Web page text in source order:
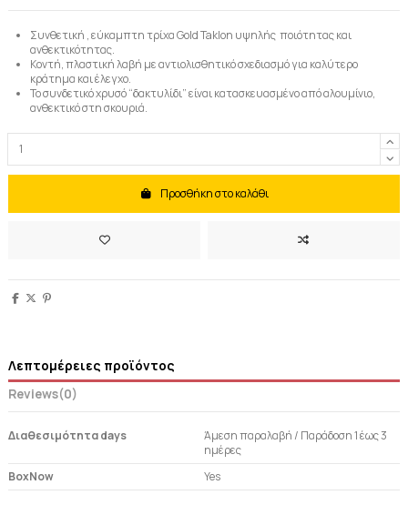
Συνθετική , εύκαμπτη τρίχαGoldTaklon υψηλής ποιότητας και
ανθεκτικότητας.
Κοντή, πλαστική λαβή με αντιολισθητικό σχεδιασμό για καλύτερο
κράτημα και έλεγχο.
Το συνδετικό χρυσό “δακτυλίδι” είναι κατασκευασμένο από αλουμίνιο,
ανθεκτικό στη σκουριά.
Προσθήκη στο καλάθι
Λεπτομέρειες προϊόντος
Reviews(0)
Διαθεσιμότητα days
Άμεση παραλαβή / Παράδoση 1 έως 3
ημέρες
BoxNow
Yes